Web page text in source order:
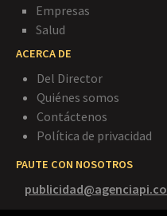
Empresas
Salud
ACERCA DE
Del Director
Quiénes somos
Contáctenos
Política de privacidad
PAUTE CON NOSOTROS
publicidad@agenciapi.co